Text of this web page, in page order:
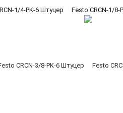
1/4-PK-6 Штуцер Festo CRCN-1/8-